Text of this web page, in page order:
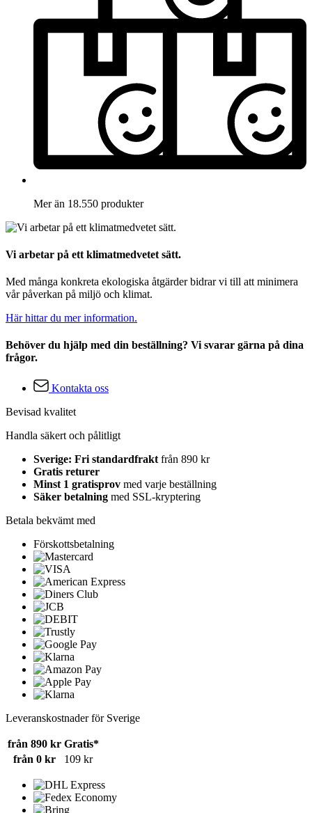
Mer än 18.550 produkter
Vi arbetar på ett klimatmedvetet sätt.
Med många konkreta ekologiska åtgärder bidrar vi till att minimera
vår påverkan på miljö och klimat.
Här hittar du mer information.
Behöver du hjälp med din beställning? Vi svarar gärna på dina
frågor.
Kontakta oss
Bevisad kvalitet
Handla säkert och pålitligt
Sverige: Fri standardfrakt från 890 kr
Gratis returer
Minst 1 gratisprov med varje beställning
Säker betalning med SSL-kryptering
Betala bekvämt med
Förskottsbetalning
Leveranskostnader för Sverige
från 890 kr Gratis*
från 0 kr
109 kr